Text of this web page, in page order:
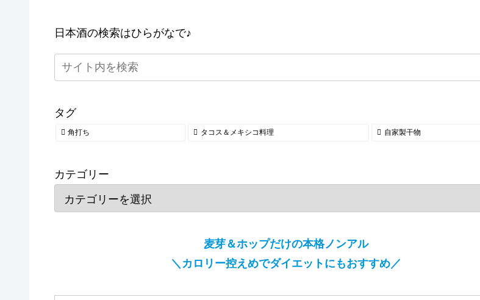
日本酒の検索はひらがなで♪
タグ
角打ち タコス＆メキシコ料理 自家製干物
カテゴリー
麦芽＆ホップだけの本格ノンアル
＼カロリー控えめでダイエットにもおすすめ／